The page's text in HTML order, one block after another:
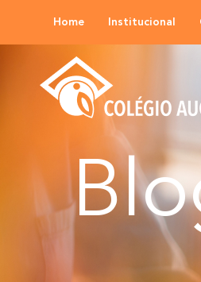
Home Institucional